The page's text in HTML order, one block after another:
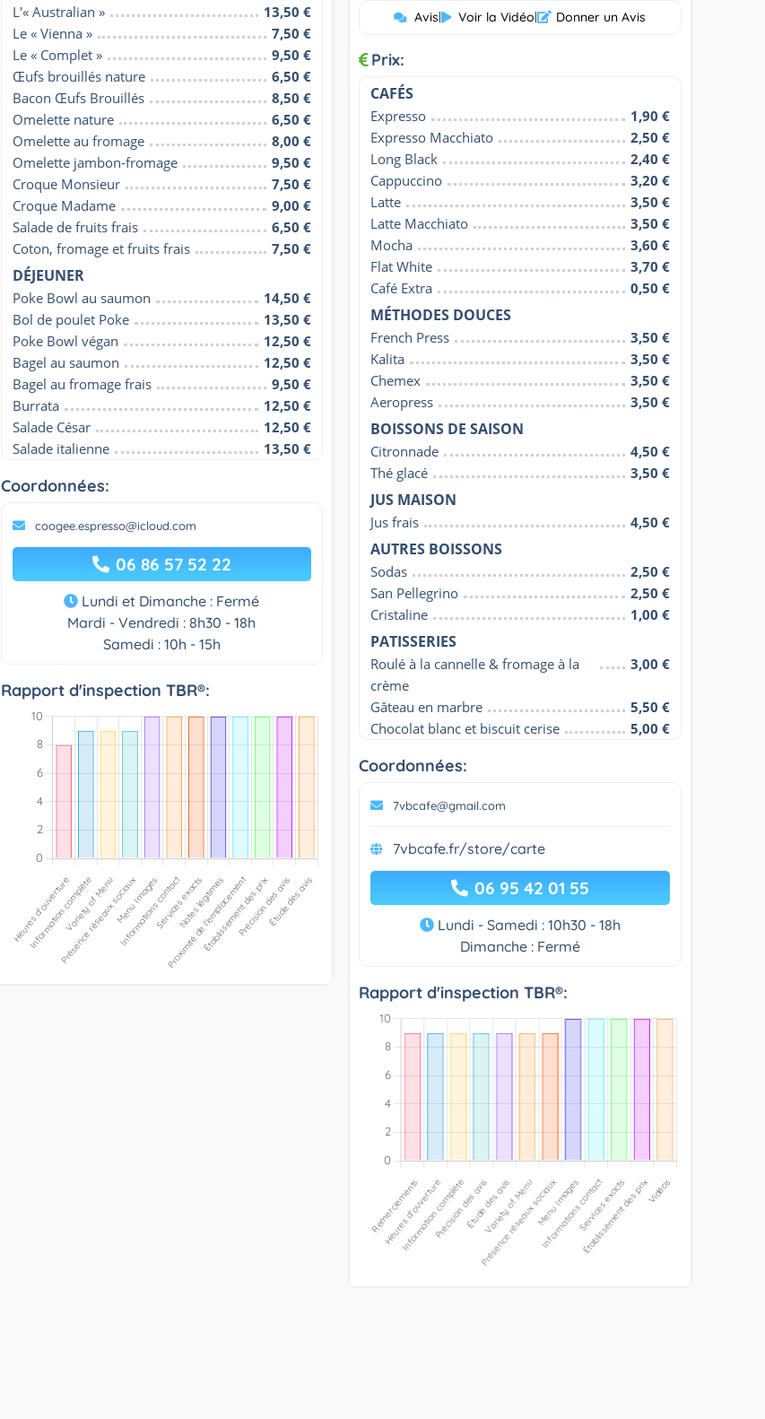
L'« Australian »
13,50 €
Le « Vienna »
7,50 €
Le « Complet »
9,50 €
Œufs brouillés nature
6,50 €
Bacon Œufs Brouillés
8,50 €
Omelette nature
6,50 €
Omelette au fromage
8,00 €
Omelette jambon-fromage
9,50 €
Croque Monsieur
7,50 €
Croque Madame
9,00 €
Salade de fruits frais
6,50 €
Coton, fromage et fruits frais
7,50 €
DÉJEUNER
Poke Bowl au saumon
14,50 €
Bol de poulet Poke
13,50 €
Poke Bowl végan
12,50 €
Bagel au saumon
12,50 €
Bagel au fromage frais
9,50 €
Burrata
12,50 €
Salade César
12,50 €
Salade italienne
13,50 €
Coordonnées:
coogee.espresso@icloud.com
06 86 57 52 22
Lundi et Dimanche : Fermé
Mardi - Vendredi : 8h30 - 18h
Samedi : 10h - 15h
Rapport d'inspection TBR®:
Avis| Voir la Vidéo| Donner un Avis
Prix:
CAFÉS
Expresso
1,90 €
Expresso Macchiato
2,50 €
Long Black
2,40 €
Cappuccino
3,20 €
Latte
3,50 €
Latte Macchiato
3,50 €
Mocha
3,60 €
Flat White
3,70 €
Café Extra
0,50 €
MÉTHODES DOUCES
French Press
3,50 €
Kalita
3,50 €
Chemex
3,50 €
Aeropress
3,50 €
BOISSONS DE SAISON
Citronnade
4,50 €
Thé glacé
3,50 €
JUS MAISON
Jus frais 4,50 €
AUTRES BOISSONS
Sodas
2,50 €
San Pellegrino
2,50 €
Cristaline
1,00 €
PATISSERIES
Roulé à la cannelle & fromage à la
crème
3,00 €
Gâteau en marbre
5,50 €
Chocolat blanc et biscuit cerise
5,00 €
Coordonnées:
7vbcafe@gmail.com
7vbcafe.fr/store/carte
06 95 42 01 55
Lundi - Samedi : 10h30 - 18h
Dimanche : Fermé
Rapport d'inspection TBR®: